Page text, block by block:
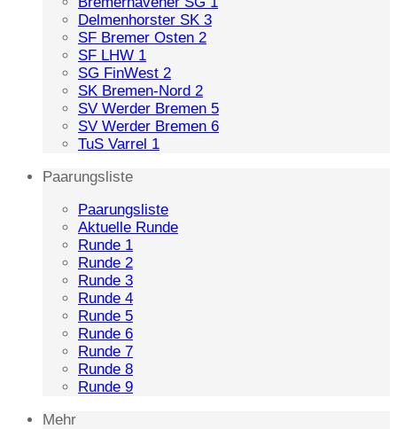
Delmenhorster SK 3
SF Bremer Osten 2
SF LHW 1
SG FinWest 2
SK Bremen-Nord 2
SV Werder Bremen 5
SV Werder Bremen 6
TuS Varrel 1
Paarungsliste
Paarungsliste
Aktuelle Runde
Runde 1
Runde 2
Runde 3
Runde 4
Runde 5
Runde 6
Runde 7
Runde 8
Runde 9
Mehr